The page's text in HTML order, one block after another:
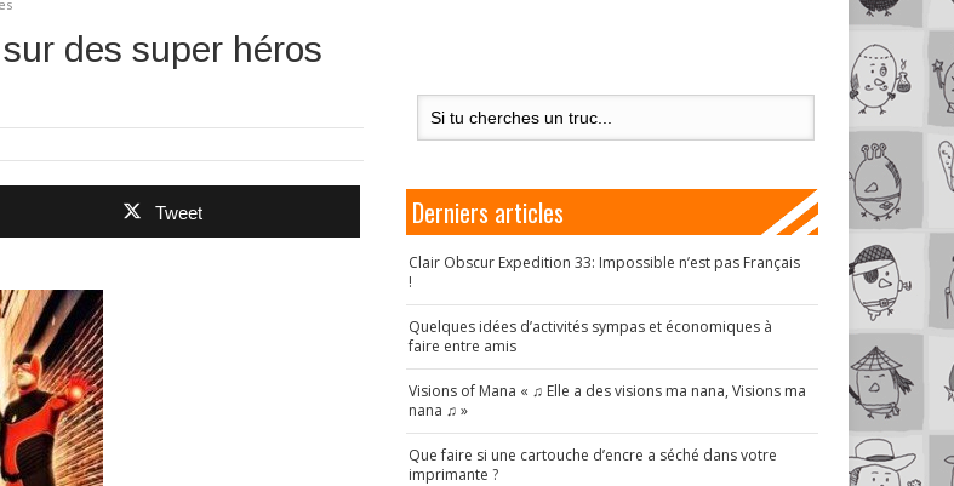
des super héros
Tweet Derniers articles
Clair Obscur Expedition 33: Impossible n’est pas Français
!
Quelques idées d’activités sympas et économiques à
faire entre amis
Visions of Mana « ♫ Elle a des visions ma nana, Visions ma
nana ♫ »
Que faire si une cartouche d’encre a séché dans votre
imprimante ?